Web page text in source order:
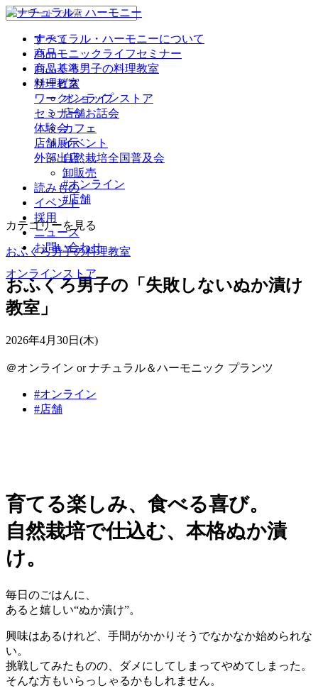
ナチュラル・ハーモニーについて
商品
商品基準
サービス
オンラインストア
店舗
カフェ
イベント
自然栽培全国普及会
卸販売
読みもの
イベント
採用
ニュース
お問い合わせ
オンラインストア
すべて
ハーモニックライフセミナー
おふくろ男子の料理教室
料理教室
ワークショップ
セミナー/ お話会
体験会
店舗展示
外部出店
#オンライン
#店舗
カテゴリーを見る
おふくろ男子の料理教室
おふくろ男子の「失敗しないぬか漬け
教室」
2026年4月30日(木)
＠オンライン or ナチュラル＆ハーモニック プランツ
#オンライン
#店舗
育てる楽しみ、食べる喜び。
自然栽培で仕込む、本格ぬか漬
け。
毎日のごはんに、
あると嬉しい“ぬか漬け”。
興味はあるけれど、手間がかかりそうでなかなか始められな
い。
挑戦してみたものの、ダメにしてしまってやめてしまった。
そんな方もいらっしゃるかもしれません。